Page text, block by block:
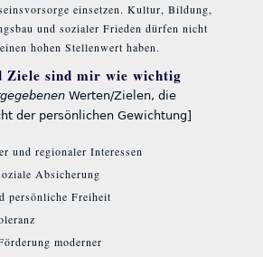
einsetzen. Kultur, Bildung,
und sozialer Frieden dürfen nicht
hohen Stellenwert haben.
Ziele sind mir wie wichtig
Werten/Zielen, die
der persönlichen Gewichtung]
und regionaler Interessen
Absicherung
persönliche Freiheit
moderner